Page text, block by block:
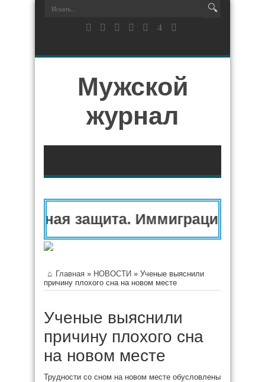
Мужской
журнал
защита. Иммиграционный
Главная » НОВОСТИ » Ученые выяснили
причину плохого сна на новом месте
Ученые выяснили
причину плохого сна
на новом месте
Трудности со сном на новом месте обусловлены